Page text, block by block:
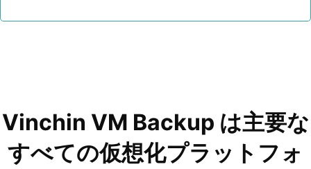
Vinchin VM Backup は主要な
すべての仮想化プラットフォ